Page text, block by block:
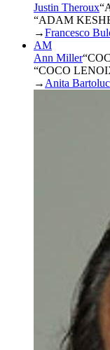
Justin Theroux“
“ADAM
→Francesco
AM
Ann Miller“
“COCO
→ Anita